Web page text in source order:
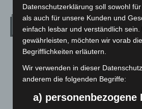
Wetter
LANGENHAGEN
Überwiegend Bewölkt
19.6°
Datenschutzerklärung soll sowohl
als auch für unsere Kunden und
einfach lesbar und verständlich sein.
gewährleisten, möchten wir vorab
Begrifflichkeiten erläutern.
Wir verwenden in dieser
anderem die folgenden Begriffe:
a) personenbezogene